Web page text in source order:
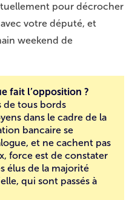
pour décrocher
votre député, et
weekend de
fait l’opposition ?
de tous bords
dans le cadre de la
bancaire se
et ne cachent pas
force est de constater
élus de la majorité
qui sont passés à